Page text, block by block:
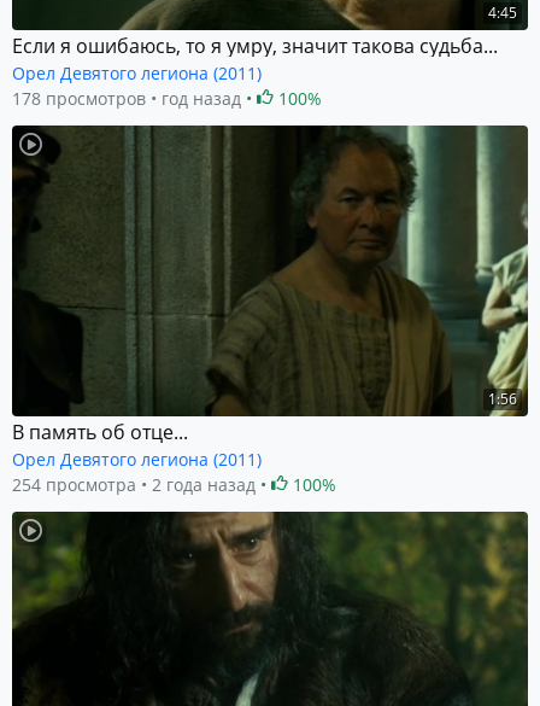
4:45
Если я ошибаюсь, то я умру, значит такова судьба...
Орел Девятого легиона (2011)
178 просмотров
год назад 100%
1:56
В память об отце...
Орел Девятого легиона (2011)
254 просмотра
2 года назад 100%